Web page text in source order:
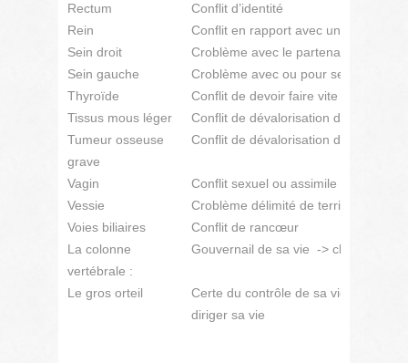
Rectum
Conflit d’identité
Rein
Conflit en rapport avec un liquide,
Sein droit
Croblème avec le partenaire
Sein gauche
Croblème avec ou pour ses enfants
Thyroïde
Conflit de devoir faire vite
Tissus mous léger
Conflit de dévalorisation de soi
Tumeur osseuse
grave
Conflit de dévalorisation de soi
Vagin
Conflit sexuel ou assimile
Vessie
Croblème délimité de territoire
Voies biliaires
Conflit de rancœur
La colonne
vertébrale :
Gouvernail de sa vie -> choix à faire
Le gros orteil
Certe du contrôle de sa vie – on n’a
diriger sa vie